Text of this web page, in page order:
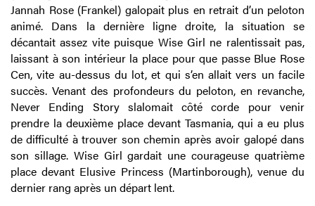
Jannah Rose (Frankel) galopait plus en retrait d’un peloton
animé. Dans la dernière ligne droite, la situation se
décantait assez vite puisque Wise Girl ne ralentissait pas,
laissant à son intérieur la place pour que passe Blue Rose
Cen, vite au-dessus du lot, et qui s’en allait vers un facile
succès. Venant des profondeurs du peloton, en revanche,
Never Ending Story slalomait côté corde pour venir
prendre la deuxième place devant Tasmania, qui a eu plus
de difficulté à trouver son chemin après avoir galopé dans
son sillage. Wise Girl gardait une courageuse quatrième
place devant Elusive Princess (Martinborough), venue du
dernier rang après un départ lent.